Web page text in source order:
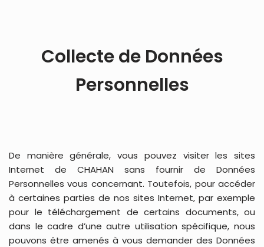
Collecte de Données
Personnelles
De manière générale, vous pouvez visiter les sites
Internet de CHAHAN sans fournir de Données
Personnelles vous concernant. Toutefois, pour accéder
à certaines parties de nos sites Internet, par exemple
pour le téléchargement de certains documents, ou
dans le cadre d’une autre utilisation spécifique, nous
pouvons être amenés à vous demander des Données